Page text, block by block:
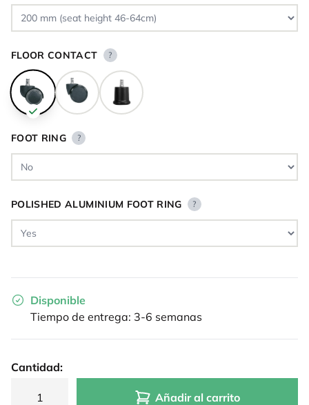
FLOOR CONTACT ?
FOOT RING ?
POLISHED ALUMINIUM FOOT RING ?
Disponible
Tiempo de entrega: 3-6 semanas
Cantidad:
Añadir al carrito